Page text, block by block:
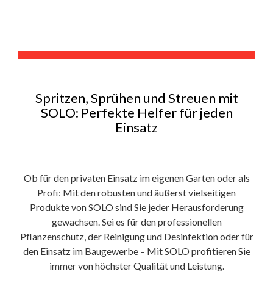
Spritzen, Sprühen und Streuen mit
SOLO: Perfekte Helfer für jeden
Einsatz
Ob für den privaten Einsatz im eigenen Garten oder als
Profi: Mit den robusten und äußerst vielseitigen
Produkte von SOLO sind Sie jeder Herausforderung
gewachsen. Sei es für den professionellen
Pflanzenschutz, der Reinigung und Desinfektion oder für
den Einsatz im Baugewerbe – Mit SOLO profitieren Sie
immer von höchster Qualität und Leistung.